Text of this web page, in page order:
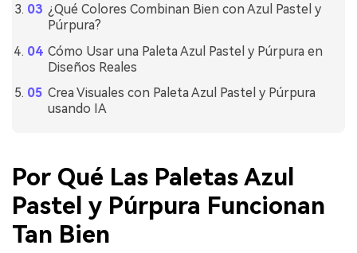
¿Qué Colores Combinan Bien con Azul Pastel y
Púrpura?
Cómo Usar una Paleta Azul Pastel y Púrpura en
Diseños Reales
Crea Visuales con Paleta Azul Pastel y Púrpura
usando IA
Por Qué Las Paletas Azul
Pastel y Púrpura Funcionan
Tan Bien